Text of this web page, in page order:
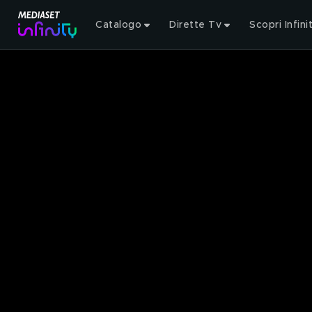
Catalogo Dirette Tv Scopri